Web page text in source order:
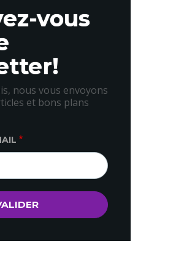
vous
nous vous envoyons
et bons plans